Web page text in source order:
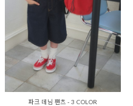
파크 데님 팬츠 - 3 COLOR